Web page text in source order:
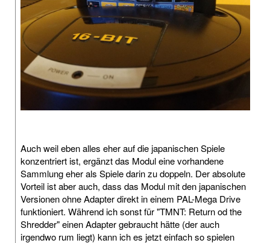
Auch weil eben alles eher auf die japanischen Spiele
konzentriert ist, ergänzt das Modul eine vorhandene
Sammlung eher als Spiele darin zu doppeln. Der absolute
Vorteil ist aber auch, dass das Modul mit den japanischen
Versionen ohne Adapter direkt in einem PAL-Mega Drive
funktioniert. Während ich sonst für "TMNT: Return od the
Shredder" einen Adapter gebraucht hätte (der auch
irgendwo rum liegt) kann ich es jetzt einfach so spielen